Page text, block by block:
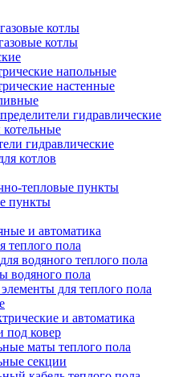
котлы
котлы
напольные
настенные
гидравлические
гидравлические
котлов
тепловые пункты
пункты
и автоматика
теплого пола
водяного теплого пола
водяного пола
для теплого пола
и автоматика
под ковер
маты теплого пола
секции